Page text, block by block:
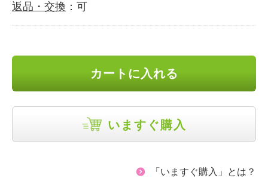
返品・交換 ：可
カートに入れる
いますぐ購入
「いますぐ購入」とは？